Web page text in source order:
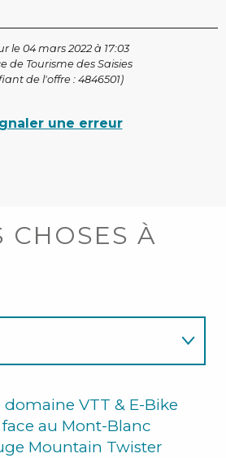
le 04 mars 2022 à 17:03
de Tourisme des Saisies
de l'offre :4846501)
une erreur
CHOSES À
VTT & E-Bike
au Mont-Blanc
Mountain Twister